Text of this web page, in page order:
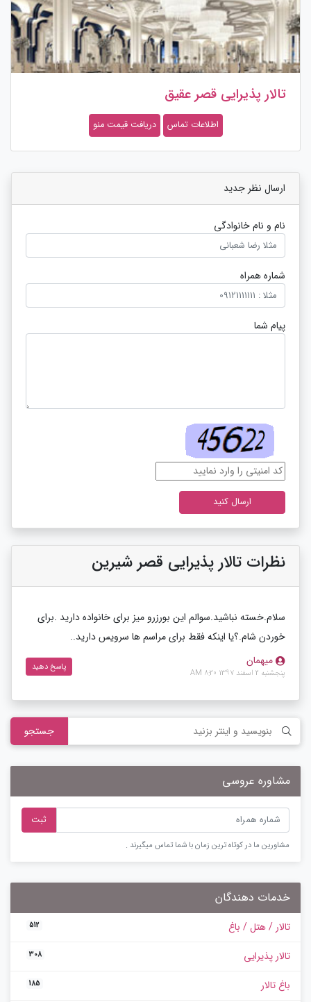
تالار پذیرایی قصر عقیق
اطلاعات تماس دریافت قیمت منو
ارسال نظر جدید
نام و نام خانوادگی
شماره همراه
پیام شما
نظرات تالار پذیرایی قصر شیرین
سلام.خسته نباشید.سوالم این بورزرو میز برای خانواده دارید .برای
خوردن شام.؟یا اینکه فقط برای مراسم ها سرویس دارید..
میهمان
پنجشنبه 2 اسفند 1397 8:20 AM
پاسخ دهید
جستجو
مشاوره عروسی
ثبت
مشاورین ما در کوتاه ترین زمان با شما تماس میگیرند .
خدمات دهندگان
تالار / هتل / باغ 512
تالار پذیرایی 308
باغ تالار 185